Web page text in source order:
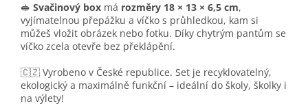
🥪 Svačinový box má rozměry 18 × 13 × 6,5 cm,
vyjímatelnou přepážku a víčko s průhledkou, kam si
můžeš vložit obrázek nebo fotku. Díky chytrým pantům se
víčko zcela otevře bez překlápění.
🇨🇿 Vyrobeno v České republice. Set je recyklovatelný,
ekologický a maximálně funkční – ideální do školy, školky i
na výlety!